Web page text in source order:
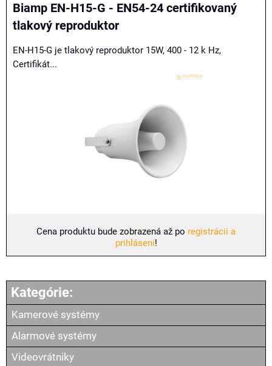
Biamp EN-H15-G - EN54-24 certifikovaný
tlakový reproduktor
EN-H15-G je tlakový reproduktor 15W, 400 - 12 k Hz,
Certifikát...
Cena produktu bude zobrazená až po registrácii a
prihlásení!
Kamerové systémy
Alarmové systémy
Videovrátniky